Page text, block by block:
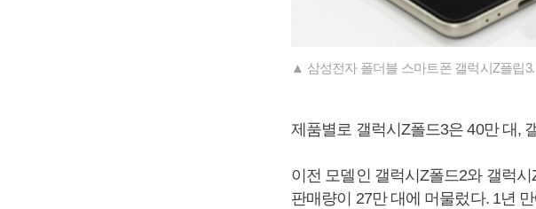
▲ 삼성전자 폴더블 스마트폰 갤럭시Z플립
제품별로 갤럭시Z폴드3은 40만 대,
이전 모델인 갤럭시Z폴드2와 갤럭
판매량이 27만 대에 머물렀다. 1년